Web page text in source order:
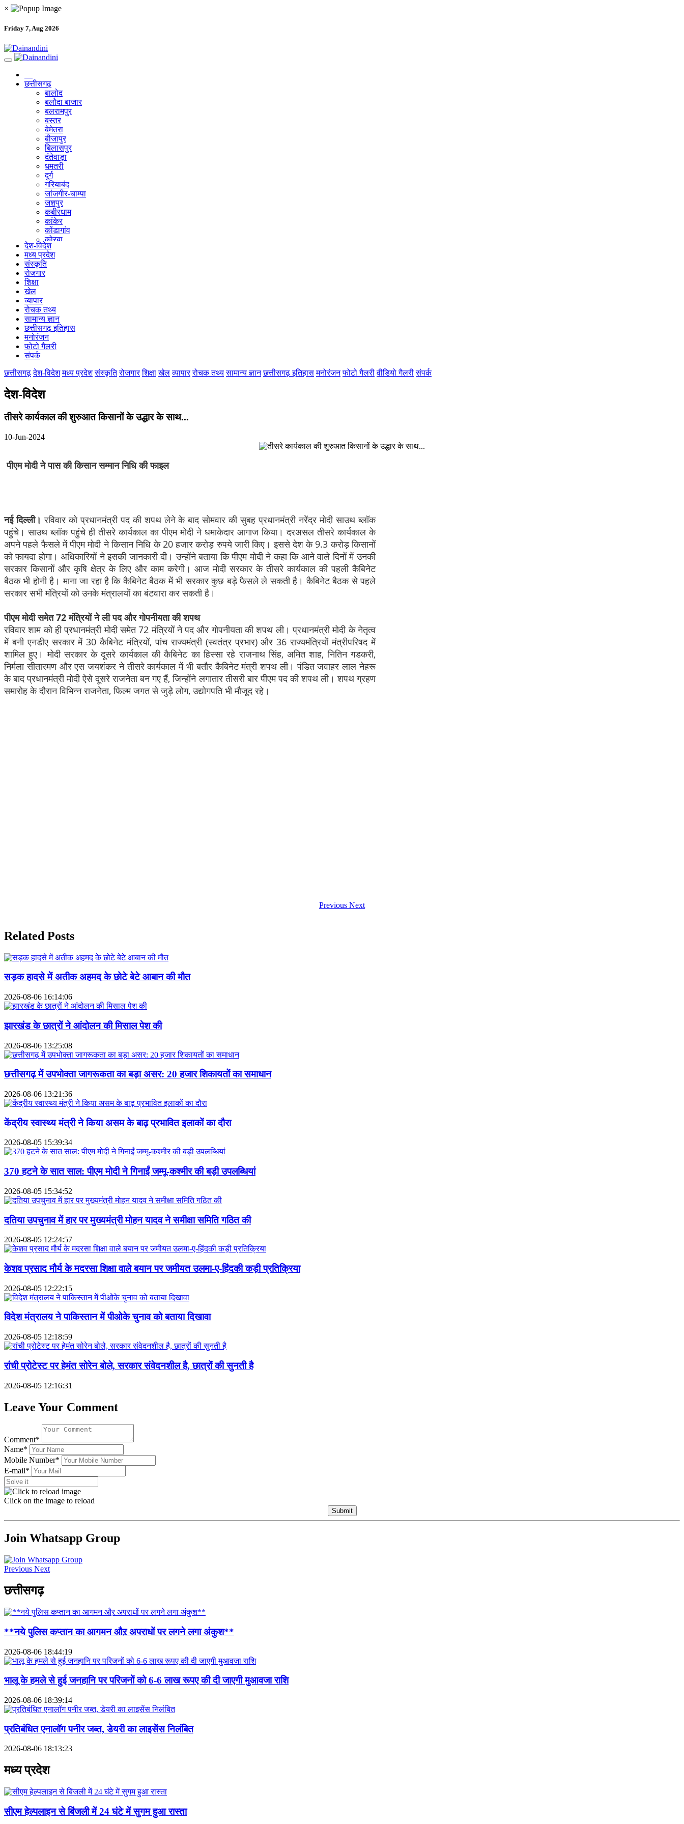
×
Friday 7, Aug 2026
छत्तीसगढ़
बालोद
बलौदा बाजार
बलरामपुर
बस्तर
बेमेतरा
बीजापुर
बिलासपुर
दंतेवाड़ा
धमतरी
दुर्ग
गरियाबंद
जांजगीर-चाम्पा
जशपुर
कबीरधाम
कांकेर
कोंडागांव
कोरबा
कोरिया
महासमुंद
मुंगेली
नारायणपुर
सुकमा
सूरजपुर
सरगुजा
गौरेला पेंड्रा मरवाही
खैरागढ़-छुईखदान-गंडई
सारंगढ़-बिलाईगढ़
मनेन्द्रगढ़ – चिरिमिरी – भरतपुर
देश-विदेश
मध्य प्रदेश
संस्कृति
रोजगार
शिक्षा
खेल
व्यापार
रोचक तथ्य
सामान्य ज्ञान
छत्तीसगढ़ इतिहास
मनोरंजन
फोटो गैलरी
संपर्क
छत्तीसगढ़ देश-विदेश मध्य प्रदेश संस्कृति रोजगार शिक्षा खेल व्यापार रोचक तथ्य सामान्य ज्ञान छत्तीसगढ़ इतिहास मनोरंजन फोटो गैलरी वीडियो गैलरी संपर्क
देश-विदेश
तीसरे कार्यकाल की शुरुआत किसानों के उद्धार के साथ...
10-Jun-2024
पीएम मोदी ने पास की किसान सम्मान निधि की फाइल
नई दिल्ली।रविवार को प्रधानमंत्री पद की शपथ लेने के बाद सोमवार की सुबह प्रधानमंत्री नरेंद्र मोदी साउथ ब्लॉक
पहुंचे। साउथ ब्लॉक पहुंचे ही तीसरे कार्यकाल का पीएम मोदी ने धमाकेदार आगाज किया। दरअसल तीसरे कार्यकाल के
अपने पहले फैसले में पीएम मोदी ने किसान निधि के 20 हजार करोड़ रुपये जारी किए। इससे देश के 9.3 करोड़ किसानों
को फायदा होगा। अधिकारियों ने इसकी जानकारी दी। उन्होंने बताया कि पीएम मोदी ने कहा कि आने वाले दिनों में उनकी
सरकार किसानों और कृषि क्षेत्र के लिए और काम करेगी। आज मोदी सरकार के तीसरे कार्यकाल की पहली कैबिनेट
बैठक भी होनी है। माना जा रहा है कि कैबिनेट बैठक में भी सरकार कुछ बड़े फैसले ले सकती है। कैबिनेट बैठक से पहले
सरकार सभी मंत्रियों को उनके मंत्रालयों का बंटवारा कर सकती है।
पीएम मोदी समेत 72 मंत्रियों ने ली पद और गोपनीयता की शपथ
रविवार शाम को ही प्रधानमंत्री मोदी समेत 72 मंत्रियों ने पद और गोपनीयता की शपथ ली। प्रधानमंत्री मोदी के नेतृत्व
में बनी एनडीए सरकार में 30 कैबिनेट मंत्रियों, पांच राज्यमंत्री (स्वतंत्र प्रभार) और 36 राज्यमंत्रियों मंत्रीपरिषद में
शामिल हुए। मोदी सरकार के दूसरे कार्यकाल की कैबिनेट का हिस्सा रहे राजनाथ सिंह, अमित शाह, नितिन गडकरी,
निर्मला सीतारमण और एस जयशंकर ने तीसरे कार्यकाल में भी बतौर कैबिनेट मंत्री शपथ ली। पंडित जवाहर लाल नेहरू
के बाद प्रधानमंत्री मोदी ऐसे दूसरे राजनेता बन गए हैं, जिन्होंने लगातार तीसरी बार पीएम पद की शपथ ली। शपथ ग्रहण
समारोह के दौरान विभिन्न राजनेता, फिल्म जगत से जुड़े लोग, उद्योगपति भी मौजूद रहे।
Previous Next
Related Posts
सड़क हादसे में अतीक अहमद के छोटे बेटे आबान की मौत
2026-08-06 16:14:06
झारखंड के छात्रों ने आंदोलन की मिसाल पेश की
2026-08-06 13:25:08
छत्तीसगढ़ में उपभोक्ता जागरूकता का बड़ा असर: 20 हजार शिकायतों का समाधान
2026-08-06 13:21:36
केंद्रीय स्वास्थ्य मंत्री ने किया असम के बाढ़ प्रभावित इलाकों का दौरा
2026-08-05 15:39:34
370 हटने के सात साल: पीएम मोदी ने गिनाईं जम्मू-कश्मीर की बड़ी उपलब्धियां
2026-08-05 15:34:52
दतिया उपचुनाव में हार पर मुख्यमंत्री मोहन यादव ने समीक्षा समिति गठित की
2026-08-05 12:24:57
केशव प्रसाद मौर्य के मदरसा शिक्षा वाले बयान पर जमीयत उलमा-ए-हिंदकी कड़ी प्रतिक्रिया
2026-08-05 12:22:15
विदेश मंत्रालय ने पाकिस्तान में पीओके चुनाव को बताया दिखावा
2026-08-05 12:18:59
रांची प्रोटेस्ट पर हेमंत सोरेन बोले, सरकार संवेदनशील है, छात्रों की सुनती है
2026-08-05 12:16:31
Leave Your Comment
Comment*
Name*
Mobile Number*
E-mail*
Click on the image to reload
Submit
Join Whatsapp Group
Previous Next
छत्तीसगढ़
**नये पुलिस कप्तान का आगमन औऱ अपराधों पर लगने लगा अंकुश**
2026-08-06 18:44:19
भालू के हमले से हुई जनहानि पर परिजनों को 6-6 लाख रूपए की दी जाएगी मुआवजा राशि
2026-08-06 18:39:14
प्रतिबंधित एनालॉग पनीर जब्त, डेयरी का लाइसेंस निलंबित
2026-08-06 18:13:23
मध्य प्रदेश
सीएम हेल्पलाइन से बिंजली में 24 घंटे में सुगम हुआ रास्ता